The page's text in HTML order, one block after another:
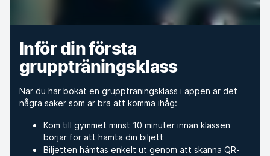
Inför din första
gruppträningsklass
När du har bokat en gruppträningsklass i appen är det
några saker som är bra att komma ihåg:
Kom till gymmet minst 10 minuter innan klassen
börjar för att hämta din biljett
Biljetten hämtas enkelt ut genom att skanna QR-